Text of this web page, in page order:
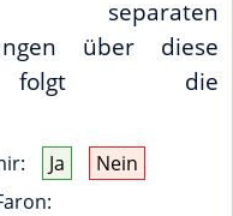
über diese
folgt die
Ja
Nein
: